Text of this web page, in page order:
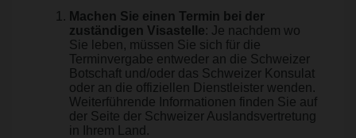
Machen Sie einen Termin bei der
zuständigen Visastelle: Je nachdem wo
Sie leben, müssen Sie sich für die
Terminvergabe entweder an die Schweizer
Botschaft und/oder das Schweizer Konsulat
oder an die offiziellen Dienstleister wenden.
Weiterführende Informationen finden Sie auf
der Seite der Schweizer Auslandsvertretung
in Ihrem Land.